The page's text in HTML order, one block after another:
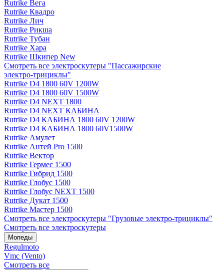
Rutrike Вега
Rutrike Квадро
Rutrike Лич
Rutrike Рикша
Rutrike Тубан
Rutrike Хара
Rutrike Шкипер New
Смотреть все электро­скутеры "Пассажирские
электро‑трициклы"
Rutrike D4 1800 60V 1200W
Rutrike D4 1800 60V 1500W
Rutrike D4 NEXT 1800
Rutrike D4 NEXT КАБИНА
Rutrike D4 КАБИНА 1800 60V 1200W
Rutrike D4 КАБИНА 1800 60V1500W
Rutrike Амулет
Rutrike Антей Pro 1500
Rutrike Вектор
Rutrike Гермес 1500
Rutrike Гибрид 1500
Rutrike Глобус 1500
Rutrike Глобус NEXT 1500
Rutrike Дукат 1500
Rutrike Мастер 1500
Смотреть все электро­скутеры "Грузовые электро‑трициклы"
Смотреть все электро­скутеры
Мопеды
Regulmoto
Vmc (Vento)
Смотреть все